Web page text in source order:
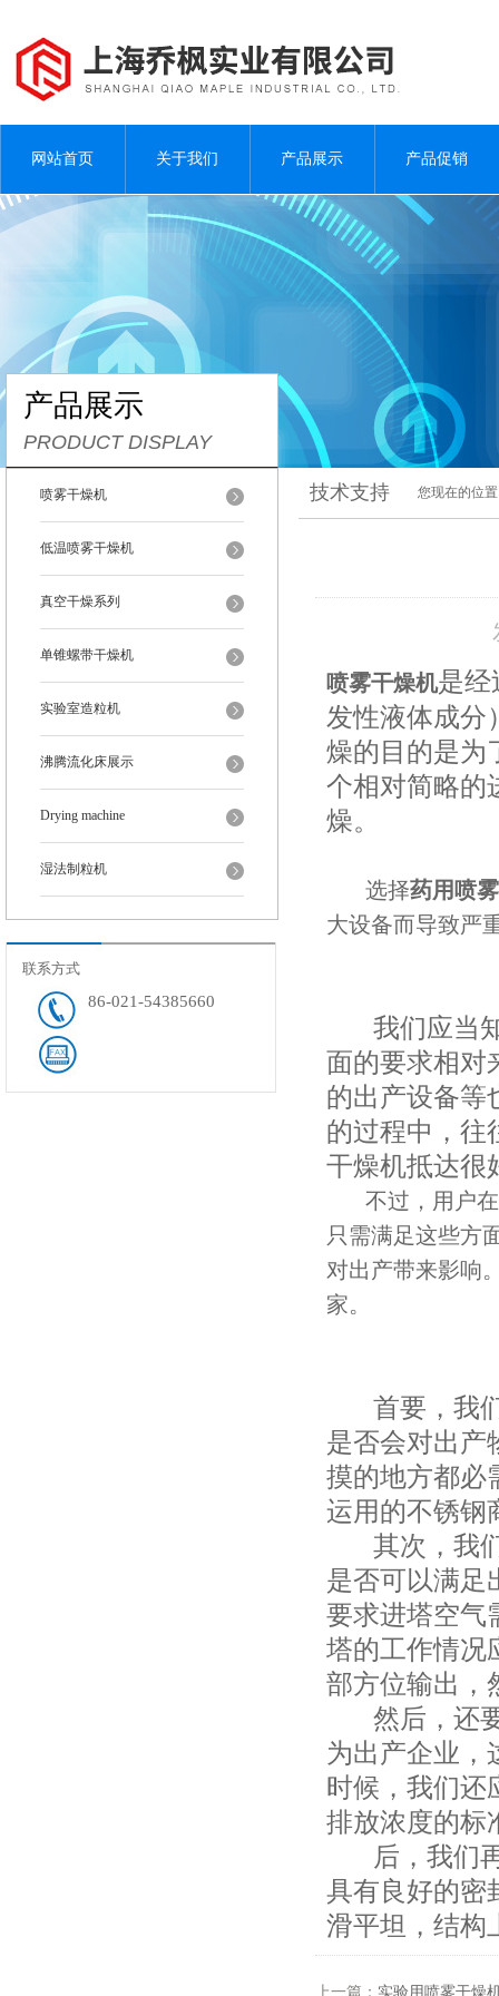
网站首页 关于我们 产品展示 产品促销
产品展示
PRODUCT DISPLAY
喷雾干燥机
低温喷雾干燥机
真空干燥系列
单锥螺带干燥机
实验室造粒机
沸腾流化床展示
Drying machine
湿法制粒机
联系方式
86-021-54385660
技术支持 您现在的位
喷雾干燥机是经
发性液体成分
燥的目的是为
个相对简略的
燥。
选择药用喷
大设备而导致严
我们应当知
面的要求相对
的出产设备等
的过程中，往
干燥机抵达很
不过，用户在
只需满足这些方
对出产带来影响
家。
首要，我们
是否会对出产
摸的地方都必
运用的不锈钢
其次，我们
是否可以满足
要求进塔空气
塔的工作情况
部方位输出，
然后，还要
为出产企业，
时候，我们还
排放浓度的标
后，我们再
具有良好的密
滑平坦，结构
上一篇： 实验用喷雾干燥